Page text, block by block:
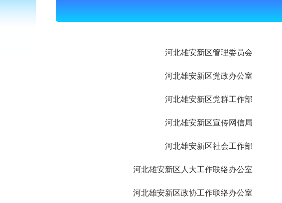
河北雄安新区管理委员会
河北雄安新区党政办公室
河北雄安新区党群工作部
河北雄安新区宣传网信局
河北雄安新区社会工作部
河北雄安新区人大工作联络办公室
河北雄安新区政协工作联络办公室